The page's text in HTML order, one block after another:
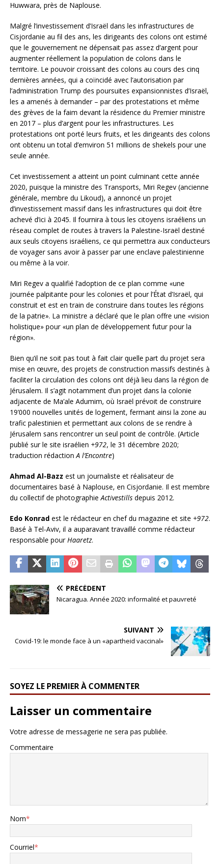
Huwwara, près de Naplouse.
Malgré l’investissement d’Israël dans les infrastructures de
Cisjordanie au fil des ans, les dirigeants des colons ont estimé
que le gouvernement ne dépensait pas assez d’argent pour
augmenter réellement la population de colons dans le
territoire. Le pouvoir croissant des colons au cours des cinq
dernières années, qui a coïncidé avec l’autorisation par
l’administration Trump des poursuites expansionnistes d’Israël,
les a amenés à demander – par des protestations et même
des grèves de la faim devant la résidence du Premier ministre
en 2017 – plus d’argent pour les infrastructures. Les
protestations ont porté leurs fruits, et les dirigeants des colons
ont obtenu un total d’emviron 51 millions de shekels pour une
seule année.
Cet investissement a atteint un point culminant cette année
2020, puisque la ministre des Transports, Miri Regev (ancienne
générale, membre du Likoud), a annoncé un projet
d’investissement massif dans les infrastructures qui doit être
achevé d’ici à 2045. Il fournira à tous les citoyens israéliens un
réseau complet de routes à travers la Palestine-Israël destiné
aux seuls citoyens israéliens, ce qui permettra aux conducteurs
de voyager sans avoir à passer par une enclave palestinienne
ou même à la voir.
Miri Regev a qualifié l’adoption de ce plan comme «une
journée palpitante pour les colonies et pour l’État d’Israël, qui
construit et est en train de construire dans toutes les régions
de la patrie». La ministre a déclaré que le plan offre une «vision
holistique» pour «un plan de développement futur pour la
région».
Bien qu’il ne soit pas tout à fait clair quelle part du projet sera
mise en œuvre, des projets de construction massifs destinés à
faciliter la circulation des colons ont déjà lieu dans la région de
Jérusalem. Il s’agit notamment d’un projet dans la colonie
adjacente de Ma’ale Adumim, où Israël prévoit de construire
19’000 nouvelles unités de logement, fermant ainsi la zone au
trafic palestinien et permettant aux colons de se rendre à
Jérusalem sans rencontrer un seul point de contrôle. (Article
publié sur le site israélien +972, le 31 décembre 2020;
traduction rédactionA l’Encontre)
Ahmad Al-Bazz est un journaliste et réalisateur de
documentaires basé à Naplouse, en Cisjordanie. Il est membre
du collectif de photographieActivestills depuis 2012.
Edo Konrad est le rédacteur en chef du magazine et site +972.
Basé à Tel-Aviv, il a auparavant travaillé comme rédacteur
responsable pourHaaretz.
PRÉCÉDENT
Nicaragua. Année 2020: informalité et pauvreté
SUIVANT
Covid-19: le monde face à un «apartheid vaccinal»
SOYEZ LE PREMIER À COMMENTER
Laisser un commentaire
Votre adresse de messagerie ne sera pas publiée.
Commentaire
Nom*
Courriel*